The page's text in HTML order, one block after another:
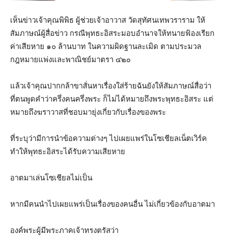
เห็นข่าวเจ้าคุณพิพิธ ผู้ช่วยเจ้าอาวาส วัดสุทัศนเทพวราราม ให้
สัมภาษณ์ผู้สื่อข่าว กรณีพุทธะอิสระมอบอำนาจให้ทนายฟ้องเรียก
ค่าเสียหาย ๑๐ ล้านบาท ในความผิดฐานละเมิด ตามประมวล
กฎหมายแพ่งและพาณิชย์มาตรา ๔๒๐
แล้วเจ้าคุณปากกล้าขาสั่นหาเรื่องใส่ร้ายฉันยังให้สัมภาษณ์สื่อว่า
ที่ตนพูดคำว่าครึ่งคนครึ่งพระ ก็ไม่ได้หมายถึงพระพุทธะอิสระ แต่
หมายถึงฆราวาสที่ชอบมายุ่งเกี่ยวกับเรื่องของพระ
ที่ระบุว่ามีการนำข้อความต่างๆ ไปเผยแพร่ในโซเชียลเน็ตเวิร์ค
ทำให้พุทธะอิสระได้รับความเสียหาย
อาตมาเล่นโซเชียลไม่เป็น
หากมีคนนำไปเผยแพร่เป็นเรื่องของคนอื่น ไม่เกี่ยวข้องกับอาตมา
องค์พระผู้มีพระภาคเจ้าทรงตรัสว่า